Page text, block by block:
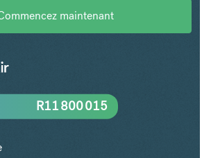
maintenant
R11 800 015